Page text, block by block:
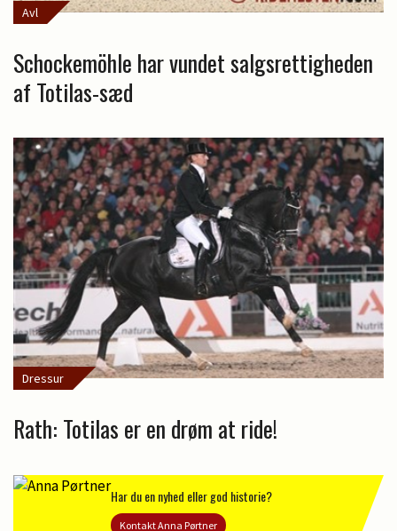
Avl
Schockemöhle har vundet salgsrettigheden
af Totilas-sæd
Dressur
Rath: Totilas er en drøm at ride!
Har du en nyhed eller god historie?
Kontakt Anna Pørtner